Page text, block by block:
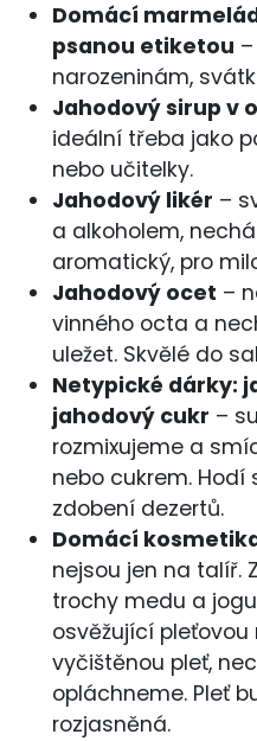
Domácí
psanou etiketou
narozeninám,
Jahodový sirup v
ideální třeba jako
nebo učitelky.
Jahodový likér –
a alkoholem,
aromatický, pro
Jahodový ocet –
vinného octa a
uležet. Skvělé do
Netypické dárky:
jahodový cukr –
rozmixujeme a
nebo cukrem.
zdobení dezertů.
Domácí
nejsou jen na talíř.
trochy medu a
osvěžující
vyčištěnou pleť,
opláchneme. Pleť
rozjasněná.